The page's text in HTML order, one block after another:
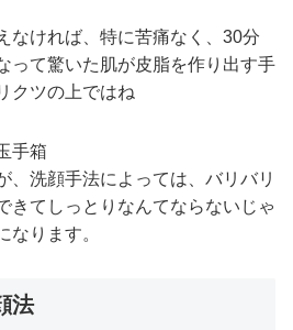
なければ、特に苦痛なく、30分
って驚いた肌が皮脂を作り出す手
クツの上ではね
手箱
、洗顔手法によっては、バリバリ
きてしっとりなんてならないじゃ
なります。
法